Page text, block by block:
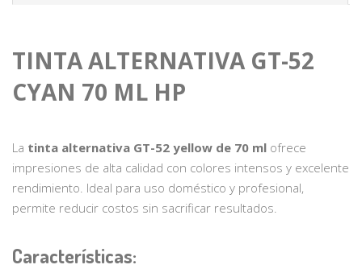
TINTA ALTERNATIVA GT-52
CYAN 70 ML HP
La tinta alternativa GT-52 yellow de 70 ml ofrece
impresiones de alta calidad con colores intensos y excelente
rendimiento. Ideal para uso doméstico y profesional,
permite reducir costos sin sacrificar resultados.
Características: